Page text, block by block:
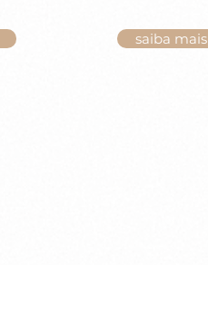
saiba mais